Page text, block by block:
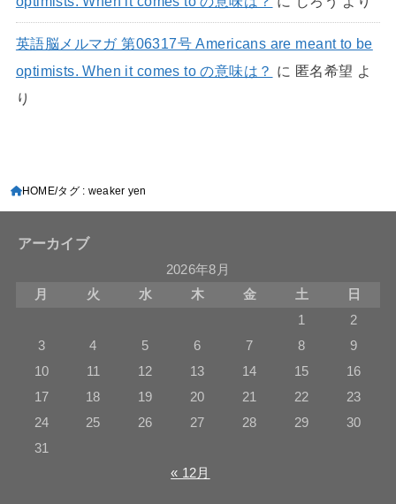
英語脳メルマガ 第06317号 Americans are meant to be
optimists. When it comes to の意味は？ に 匿名希望 よ
り
HOME タグ : weaker yen
アーカイブ
2026年8月
月
火 水 木 金 土
日
1
2
3
4 5 6 7 8
9
10
11 12 13 14 15
16
17
18 19 20 21 22
23
24
25 26 27 28 29
30
31
« 12月